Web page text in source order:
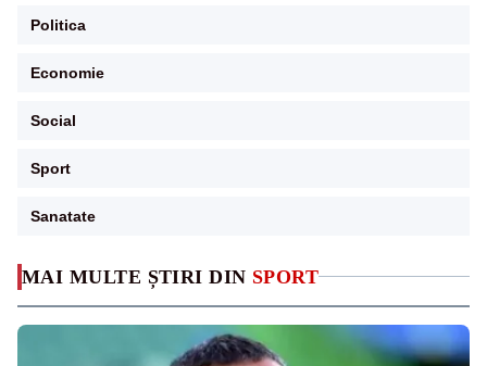
MAI MULTE ȘTIRI DIN SPORT
Politica
Economie
Social
Sport
Sanatate